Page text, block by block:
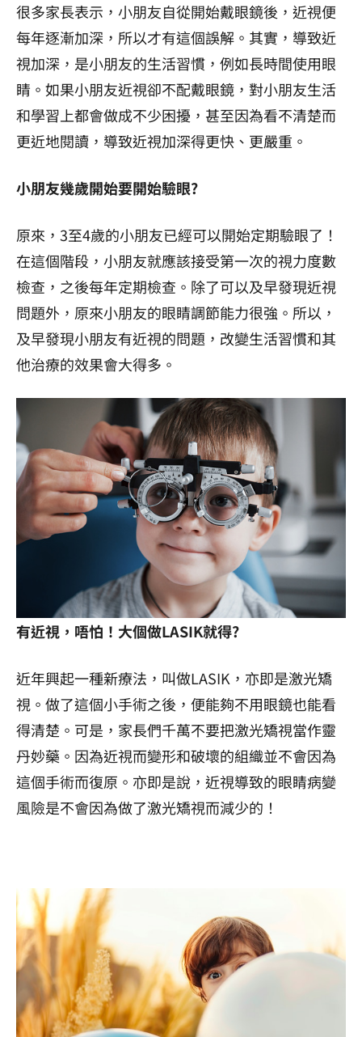
很多家長表示，小朋友自從開始戴眼鏡後，近視便
每年逐漸加深，所以才有這個誤解。其實，導致近
視加深，是小朋友的生活習慣，例如長時間使用眼
睛。如果小朋友近視卻不配戴眼鏡，對小朋友生活
和學習上都會做成不少困擾，甚至因為看不清楚而
更近地閱讀，導致近視加深得更快、更嚴重。
小朋友幾歲開始要開始驗眼?
原來，3至4歲的小朋友已經可以開始定期驗眼了！
在這個階段，小朋友就應該接受第一次的視力度數
檢查，之後每年定期檢查。除了可以及早發現近視
問題外，原來小朋友的眼睛調節能力很強。所以，
及早發現小朋友有近視的問題，改變生活習慣和其
他治療的效果會大得多。
有近視，唔怕！大個做LASIK就得?
近年興起一種新療法，叫做LASIK，亦即是激光矯
視。做了這個小手術之後，便能夠不用眼鏡也能看
得清楚。可是，家長們千萬不要把激光矯視當作靈
丹妙藥。因為近視而變形和破壞的組織並不會因為
這個手術而復原。亦即是說，近視導致的眼睛病變
風險是不會因為做了激光矯視而減少的！